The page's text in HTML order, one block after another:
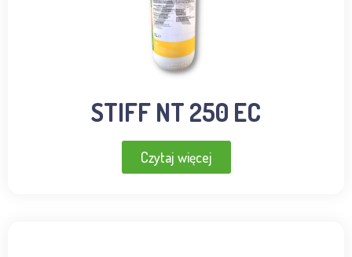
STIFF NT 250 EC
Czytaj więcej